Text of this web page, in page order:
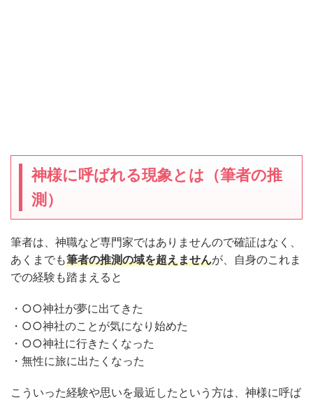
神様に呼ばれる現象とは（筆者の推
測）
筆者は、神職など専門家ではありませんので確証はなく、
あくまでも筆者の推測の域を超えませんが、自身のこれま
での経験も踏まえると
・○○神社が夢に出てきた
・○○神社のことが気になり始めた
・○○神社に行きたくなった
・無性に旅に出たくなった
こういった経験や思いを最近したという方は、神様に呼ば